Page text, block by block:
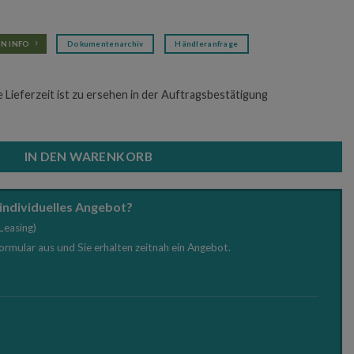
INFO Dokumentenarchiv Händleranfrage
Lieferzeit ist zu ersehen in der Auftragsbestätigung
IN DEN WARENKORB
Angebot?
aus und Sie erhalten zeitnah ein Angebot.